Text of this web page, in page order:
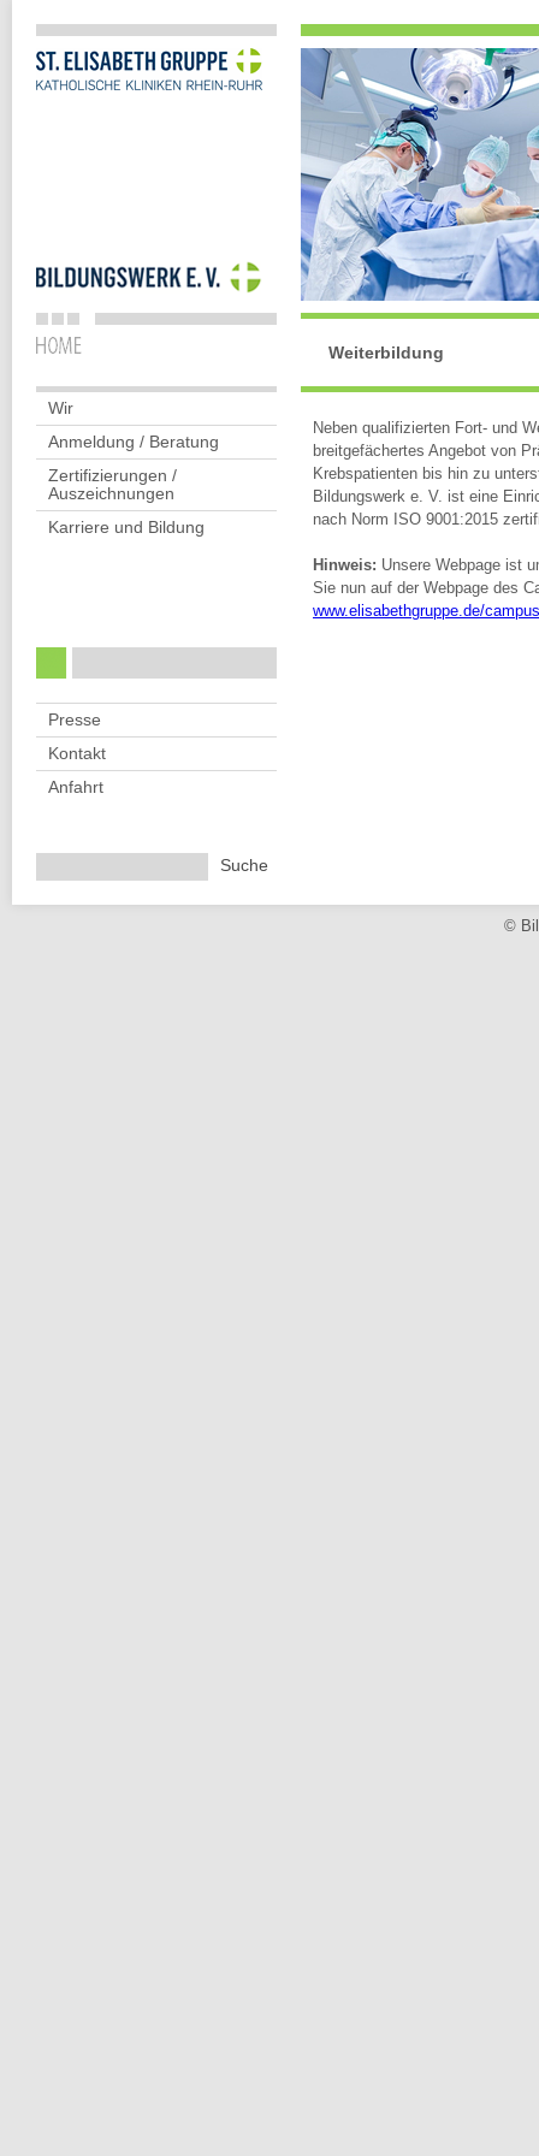
Weiterbildung
Wir
Anmeldung / Beratung
Zertifizierungen /
Auszeichnungen
Karriere und Bildung
Neben qualifizierten Fort- und
breitgefächertes Angebot von
Krebspatienten bis hin zu
Bildungswerk e. V. ist eine
nach Norm ISO 9001:2015
Hinweis: Unsere Webpage ist
Sie nun auf der Webpage des
www.elisabethgruppe.de/
Presse
Kontakt
Anfahrt
©